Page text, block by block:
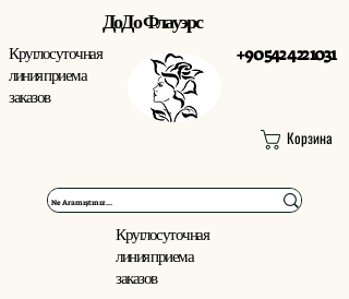
Круглосуточная
линия приема
заказов
+90 542 422 1031
ДоДо Флауэрс
Корзина
Круглосуточная
линия приема
заказов